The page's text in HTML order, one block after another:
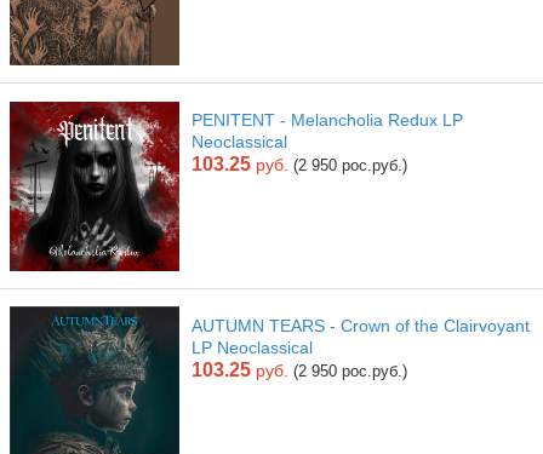
PENITENT - Melancholia Redux LP
Neoclassical
103.25 руб. (2 950 рос.руб.)
AUTUMN TEARS - Crown of the Clairvoyant
LP Neoclassical
103.25 руб. (2 950 рос.руб.)